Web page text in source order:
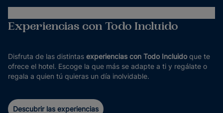
Experiencias con Todo Incluido
Disfruta de las distintas experiencias con Todo Incluido que te
ofrece el hotel. Escoge la que más se adapte a ti y regálate o
regala a quien tú quieras un día inolvidable.
Descubrir las experiencias